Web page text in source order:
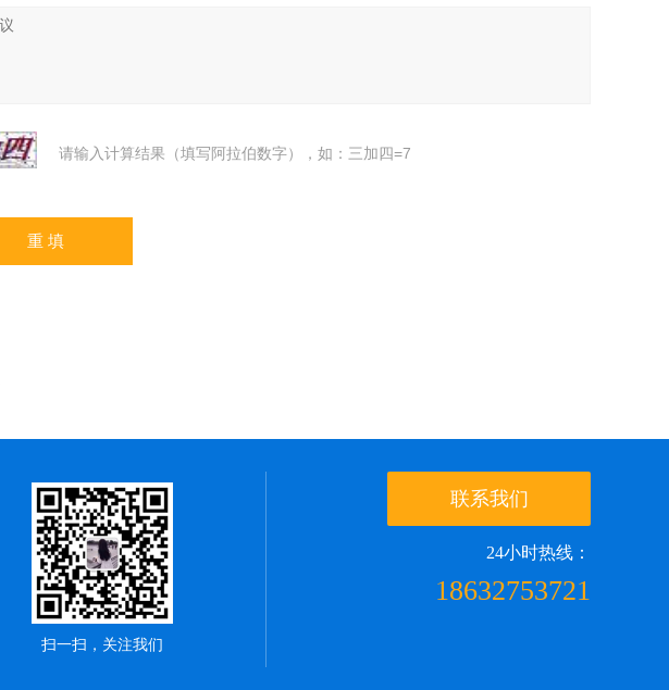
请输入计算结果（填写阿拉伯数字），如：三加四=7
扫一扫，关注我们
联系我们
24小时热线：
18632753721